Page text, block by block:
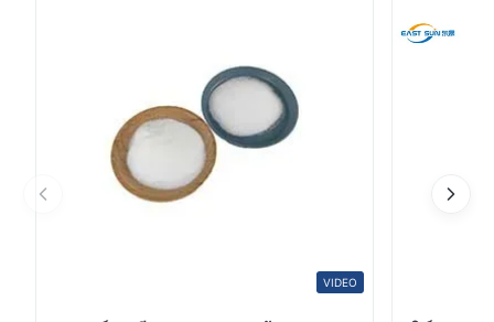
ซ้ำๆ ได้ กาวร้อนละลายนี้มีการยึดเกาะที่ดีเยี่ยมกับ...
VIDEO